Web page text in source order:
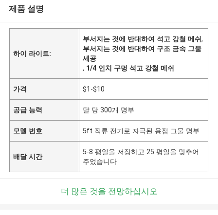
제품 설명
하이 라이트:
부서지는 것에 반대하여 석고 강철 메쉬,
부서지는 것에 반대하여 구조 금속 그물
세공
, 1/4 인치 구멍 석고 강철 메쉬
가격 $1-$10
공급 능력 달 당 300개 명부
모델 번호 5ft 직류 전기로 자극된 용접 그물 명부
배달 시간
5-8 평일을 저장하고 25 평일을 맞추어
주었습니다
더 많은 것을 전망하십시오